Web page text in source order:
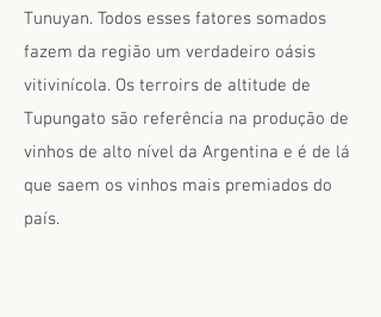
Tunuyan. Todos esses fatores somados
fazem da região um verdadeiro oásis
vitivinícola. Os terroirs de altitude de
Tupungato são referência na produção de
vinhos de alto nível da Argentina e é de lá
que saem os vinhos mais premiados do
país.